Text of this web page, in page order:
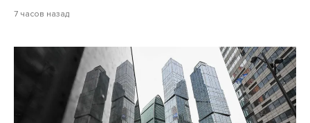
7 часов назад